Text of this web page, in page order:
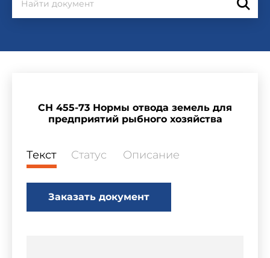
СН 455-73 Нормы отвода земель для
предприятий рыбного хозяйства
Текст Статус Описание
Заказать документ